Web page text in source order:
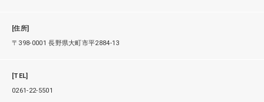
[住所]
〒398-0001 長野県大町市平2884-13
[TEL]
0261-22-5501